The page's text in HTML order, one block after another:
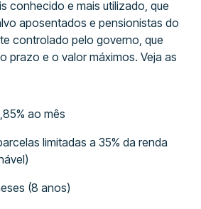
conhecido e mais utilizado, que
aposentados e pensionistas do
controlado pelo governo, que
prazo e o valor máximos. Veja as
ao mês
limitadas a 35% da renda
(8 anos)